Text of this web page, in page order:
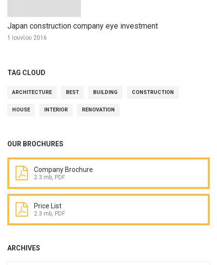
Japan construction company eye investment
1 Ιουνίου 2016
TAG CLOUD
ARCHITECTURE BEST BUILDING CONSTRUCTION
HOUSE INTERIOR RENOVATION
OUR BROCHURES
Company Brochure
2.3 mb, PDF
Price List
2.3 mb, PDF
ARCHIVES